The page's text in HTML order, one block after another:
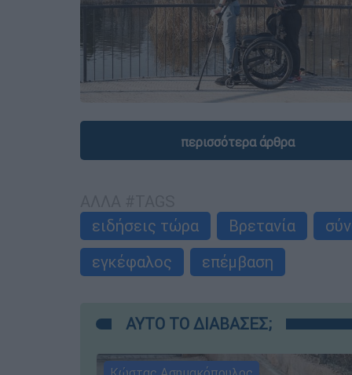
περισσότερα άρθρα
ειδήσεις τώρα
Βρετανία
εγκέφαλος
επέμβαση
ΑΥΤΟ ΤΟ ΔΙΑΒΑΣΕΣ;